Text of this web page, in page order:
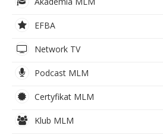
EFBA
Network TV
Podcast MLM
Certyfikat MLM
Klub MLM